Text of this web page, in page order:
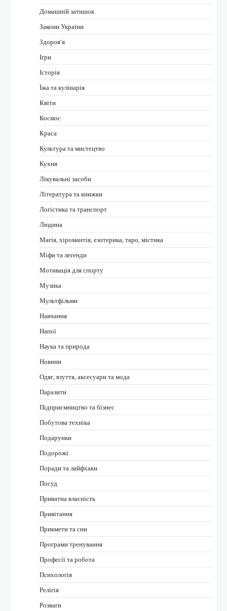
Домашній затишок
Закони України
Здоров'я
Ігри
Історія
Їжа та кулінарія
Квіти
Космос
Краса
Культура та мистецтво
Кухня
Лікувальні засоби
Література та книжки
Логістика та транспорт
Людина
Магія, хіромантія, езотерика, таро, містика
Міфи та легенди
Мотивація для спорту
Музика
Мультфільми
Навчання
Напої
Наука та природа
Новини
Одяг, взуття, аксесуари та мода
Паразити
Підприємництво та бізнес
Побутова техніка
Подарунки
Подорожі
Поради та лайфхаки
Посуд
Приватна власність
Привітання
Прикмети та сни
Програми тренування
Професії та робота
Психологія
Релігія
Розваги